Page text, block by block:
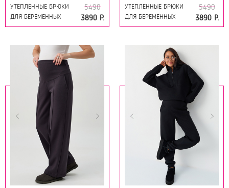
УТЕПЛЕННЫЕ БРЮКИ
ДЛЯ БЕРЕМЕННЫХ
19278 ЧЁРНЫЙ
5490
3890 Р.
УТЕПЛЕННЫЕ БРЮКИ
ДЛЯ БЕРЕМЕННЫХ
19278 МОККО
5490
3890 Р.